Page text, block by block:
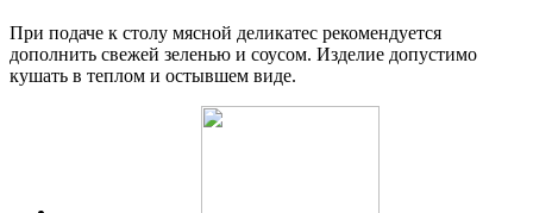
При подаче к столу мясной деликатес рекомендуется
дополнить свежей зеленью и соусом. Изделие допустимо
кушать в теплом и остывшем виде.